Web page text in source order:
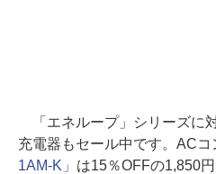
「エネループ」シリーズに
充電器もセール中です。AC
1AM-K」 は15％OFFの1,850